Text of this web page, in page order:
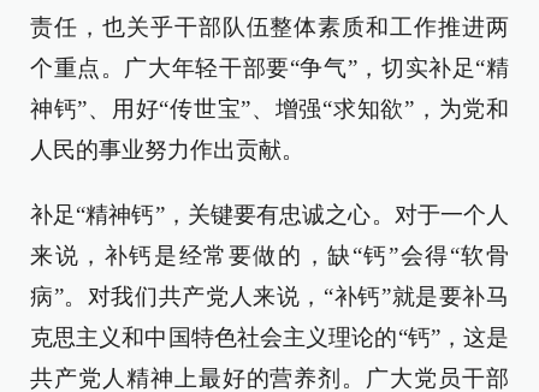
责任，也关乎干部队伍整体素质和工作推进两
个重点。广大年轻干部要“争气”，切实补足“精
神钙”、用好“传世宝”、增强“求知欲”，为党和
人民的事业努力作出贡献。
补足“精神钙”，关键要有忠诚之心。对于一个人
来说，补钙是经常要做的，缺“钙”会得“软骨
病”。对我们共产党人来说，“补钙”就是要补马
克思主义和中国特色社会主义理论的“钙”，这是
共产党人精神上最好的营养剂。广大党员干部